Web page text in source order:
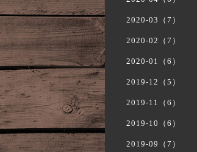
2020-03（7）
2020-02（7）
2020-01（6）
2019-12（5）
2019-11（6）
2019-10（6）
2019-09（7）